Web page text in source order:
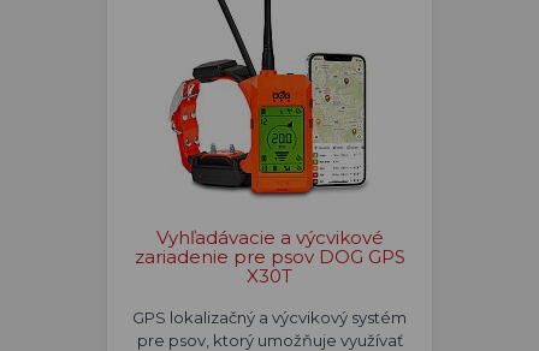
Vyhľadávacie a výcvikové
zariadenie pre psov DOG GPS
X30T
GPS lokalizačný a výcvikový systém
pre psov, ktorý umožňuje využívať